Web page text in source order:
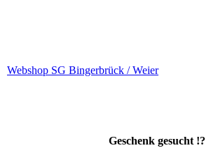
Webshop SG Bingerbrück / Weier
Geschenk gesucht !?